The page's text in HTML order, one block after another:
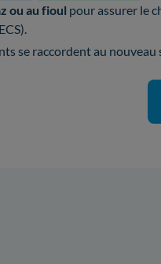
ou au fioul pour assurer le
se raccordent au nouveau